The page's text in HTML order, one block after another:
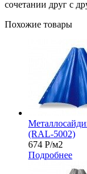
сочетании друг с
Похожие товары
(RAL-5002)
674 Р/м2
Подробнее